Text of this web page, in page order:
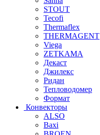
STOUT
Tecofi
Thermaflex
THERMAGENT
Viega
ZETKAMA
Декаст
Джилекс
Ридан
Тепловодомер
Формат
Конвекторы
ALSO
Baxi